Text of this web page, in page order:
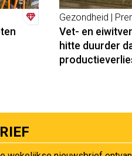
Gezondheid |
Vet- en
hitte duurder